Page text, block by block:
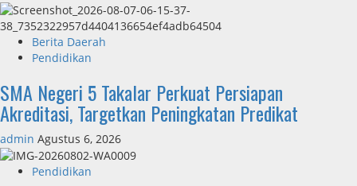
Berita Daerah
Pendidikan
SMA Negeri 5 Takalar Perkuat Persiapan
Akreditasi, Targetkan Peningkatan Predikat
admin Agustus 6, 2026
Pendidikan